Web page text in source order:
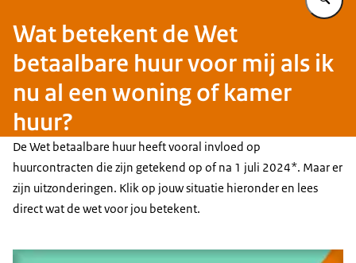
Wat betekent de Wet
betaalbare huur voor mij als ik
nu al een woning of kamer
huur?
De Wet betaalbare huur heeft vooral invloed op
huurcontracten die zijn getekend op of na 1 juli 2024*. Maar er
zijn uitzonderingen. Klik op jouw situatie hieronder en lees
direct wat de wet voor jou betekent.